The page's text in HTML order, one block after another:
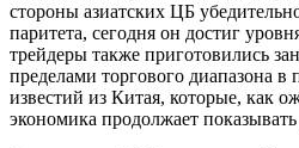
стороны азиатских ЦБ
паритета, сегодня он достиг
трейдеры также приготовились
пределами торгового диапазона в
известий из Китая, которые, как
экономика продолжает